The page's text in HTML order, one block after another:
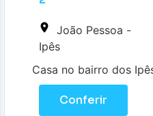
João Pessoa -
Ipês
Casa no bairro dos
Conferir